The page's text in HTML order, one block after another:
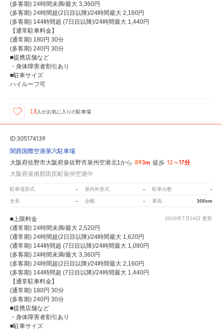
(多客期) 24時間未満/最大 3,360円
(多客期) 24時間超(2日目以降)/24時間最大 2,160円
(多客期) 144時間超 (7日目以降)/24時間最大 1,440円
【通常駐車料金】
(通常期) 180円 30分
(多客期) 240円 30分
■提携店舗など
・身体障害者割引あり
■駐車サイズ
ハイルーフ可
13人がお気に入りの駐車場
ID:305174139
関西国際空港第六駐車場
大阪府佐野市大阪府泉佐野市泉州空港北1から 893m 徒歩 12～17分
大阪府泉南郡田尻町泉州空港中
駐車場形式 - 屋内外形式 - 駐車台数 -
全長 - 全幅 - 車高 300cm
2026年7月24日 更新
■上限料金
(通常期) 24時間未満/最大 2,520円
(通常期) 24時間超(2日目以降)/24時間最大 1,620円
(通常期) 144時間超 (7日目以降)/24時間最大 1,080円
(多客期) 24時間未満/最大 3,360円
(多客期) 24時間超(2日目以降)/24時間最大 2,160円
(多客期) 144時間超 (7日目以降)/24時間最大 1,440円
【通常駐車料金】
(通常期) 180円 30分
(多客期) 240円 30分
■提携店舗など
・身体障害者割引あり
■駐車サイズ